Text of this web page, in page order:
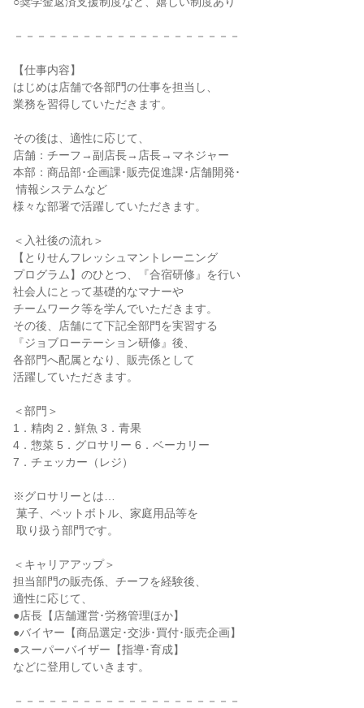
－－－－－－－－－－－－－－－－－－－－
【仕事内容】
はじめは店舗で各部門の仕事を担当し、
業務を習得していただきます。
その後は、適性に応じて、
店舗：チーフ→副店長→店長→マネジャー
本部：商品部･企画課･販売促進課･店舗開発･
情報システムなど
様々な部署で活躍していただきます。
＜入社後の流れ＞
【とりせんフレッシュマントレーニング
プログラム】のひとつ、『合宿研修』を行い
社会人にとって基礎的なマナーや
チームワーク等を学んでいただきます。
その後、店舗にて下記全部門を実習する
『ジョブローテーション研修』後、
各部門へ配属となり、販売係として
活躍していただきます。
＜部門＞
1．精肉 2．鮮魚 3．青果
4．惣菜 5．グロサリー 6．ベーカリー
7．チェッカー（レジ）
※グロサリーとは…
＜キャリアアップ＞
担当部門の販売係、チーフを経験後、
適性に応じて、
●店長【店舗運営･労務管理ほか】
●バイヤー【商品選定･交渉･買付･販売企画】
●スーパーバイザー【指導･育成】
などに登用していきます。
－－－－－－－－－－－－－－－－－－－－